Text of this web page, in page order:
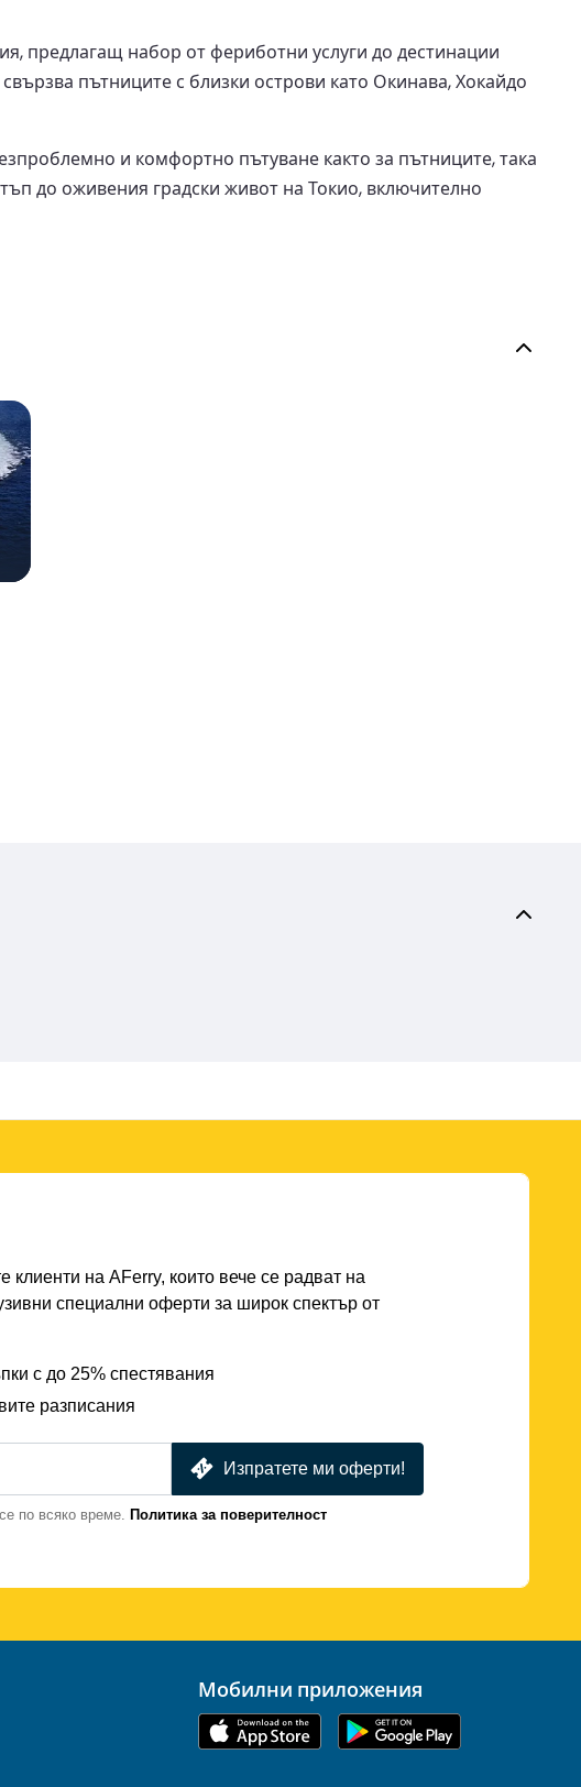
предлагащ набор от фериботни услуги до дестинации
пътниците с близки острови като Окинава, Хокайдо
и комфортно пътуване както за пътниците, така
до оживения градски живот на Токио, включително
клиенти на AFerry, които вече се радват на
специални оферти за широк спектър от
с до 25% спестявания
разписания
Изпратете ми оферти!
по всяко време. Политика за поверителност
Мобилни приложения